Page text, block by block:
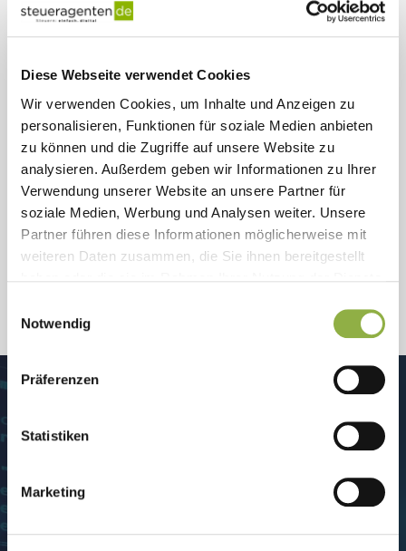
Diese Webseite verwendet Cookies
Wir verwenden Cookies, um Inhalte und Anzeigen zu
personalisieren, Funktionen für soziale Medien anbieten
zu können und die Zugriffe auf unsere Website zu
analysieren. Außerdem geben wir Informationen zu Ihrer
Verwendung unserer Website an unsere Partner für
soziale Medien, Werbung und Analysen weiter. Unsere
Partner führen diese Informationen möglicherweise mit
weiteren Daten zusammen, die Sie ihnen bereitgestellt
Notwendig
Präferenzen
Statistiken
Marketing
Womit wir häufig arbeiten